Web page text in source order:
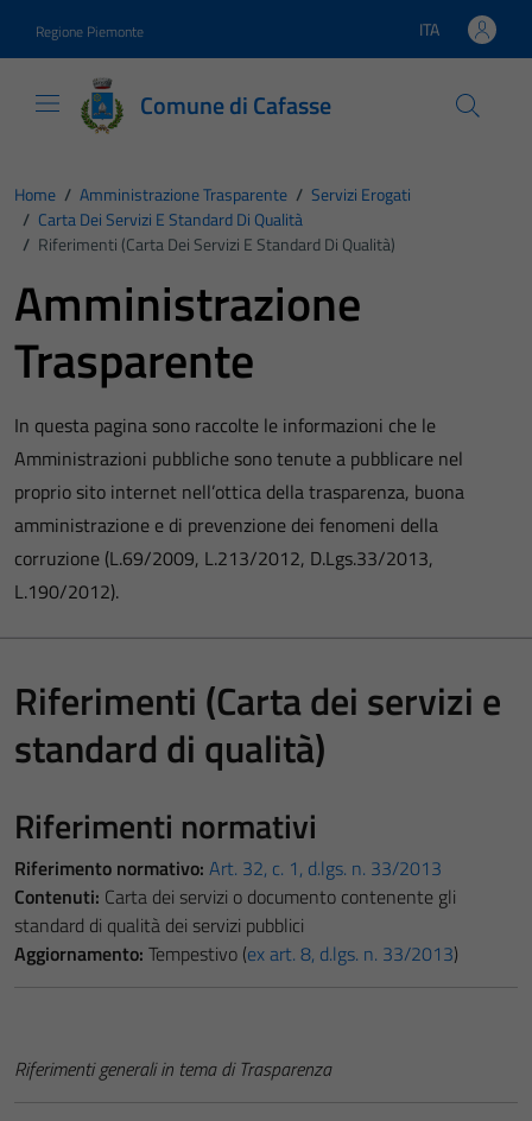
Regione Piemonte Lingua attiva:
ITA
Comune di Cafasse
Home / Amministrazione Trasparente / Servizi Erogati
/ Carta Dei Servizi E Standard Di Qualità
/ Riferimenti (Carta Dei Servizi E Standard Di Qualità)
Amministrazione
Trasparente
In questa pagina sono raccolte le informazioni che le
Amministrazioni pubbliche sono tenute a pubblicare nel
proprio sito internet nell’ottica della trasparenza, buona
amministrazione e di prevenzione dei fenomeni della
corruzione (L.69/2009, L.213/2012, D.Lgs.33/2013,
L.190/2012).
Riferimenti (Carta dei servizi e
standard di qualità)
Riferimenti normativi
Riferimento normativo: Art. 32, c. 1, d.lgs. n. 33/2013
Contenuti: Carta dei servizi o documento contenente gli
standard di qualità dei servizi pubblici
Aggiornamento: Tempestivo (ex art. 8, d.lgs. n. 33/2013)
Riferimenti generali in tema di Trasparenza